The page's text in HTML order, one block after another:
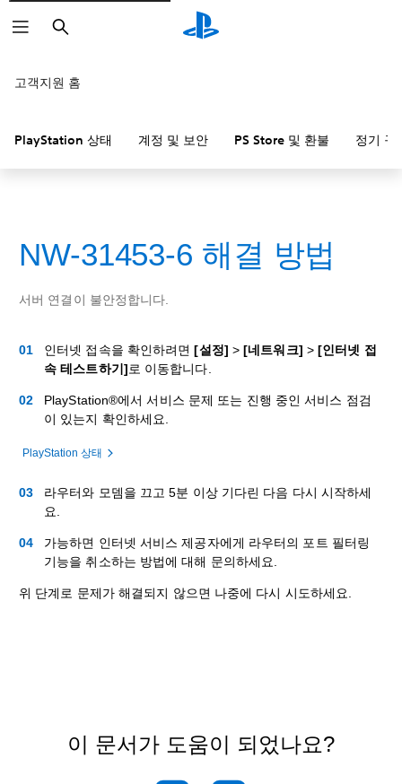
검
색
고객지원 홈
PlayStation 상태 계정 및 보안 PS Store 및 환불 정기 구
NW-31453-6 해결 방법
서버 연결이 불안정합니다.
인터넷 접속을 확인하려면[설정] >[네트워크] >[인터넷 접
속 테스트하기]로 이동합니다.
PlayStation®에서 서비스 문제 또는 진행 중인 서비스 점검
이 있는지 확인하세요.
PlayStation 상태
라우터와 모뎀을 끄고 5분 이상 기다린 다음 다시 시작하세
요.
가능하면 인터넷 서비스 제공자에게 라우터의 포트 필터링
기능을 취소하는 방법에 대해 문의하세요.
위 단계로 문제가 해결되지 않으면 나중에 다시 시도하세요.
이 문서가 도움이 되었나요?